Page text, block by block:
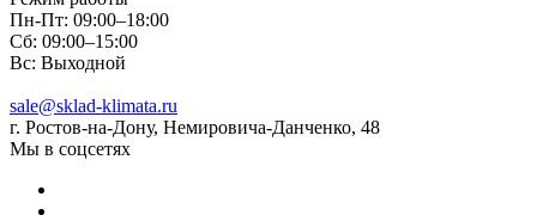
Пн-Пт: 09:00–18:00
Сб: 09:00–15:00
Вс: Выходной
sale@sklad-klimata.ru
г. Ростов-на-Дону, Немировича-Данченко, 48
Мы в соцсетях